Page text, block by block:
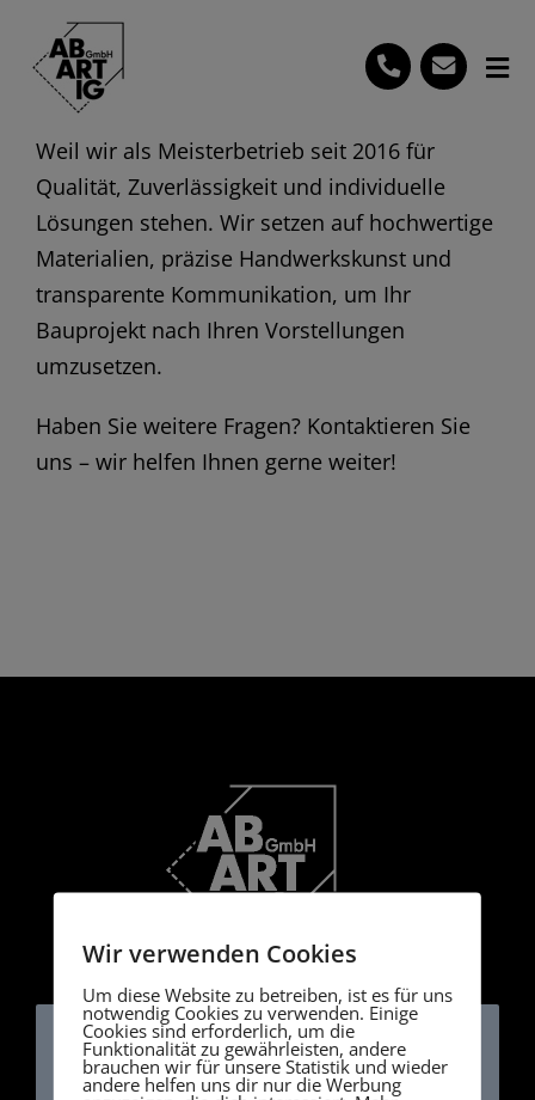
content
Start
Leistungen
Ihre Vorteile
Häufige Fragen
0160 7703560
Kostenlose Beratung
Weil wir als Meisterbetrieb seit 2016 für
Qualität, Zuverlässigkeit und individuelle
Lösungen stehen. Wir setzen auf hochwertige
Materialien, präzise Handwerkskunst und
transparente Kommunikation, um Ihr
Bauprojekt nach Ihren Vorstellungen
umzusetzen.
Haben Sie weitere Fragen? Kontaktieren Sie
uns – wir helfen Ihnen gerne weiter!
Wir verwenden Cookies
Um diese Website zu betreiben, ist es für uns
notwendig Cookies zu verwenden. Einige
Cookies sind erforderlich, um die
Funktionalität zu gewährleisten, andere
brauchen wir für unsere Statistik und wieder
andere helfen uns dir nur die Werbung